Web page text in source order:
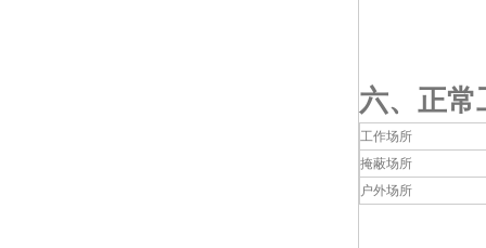
六、 正常
工作场所
掩蔽场所
户外场所